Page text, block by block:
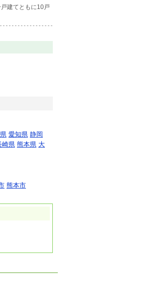
建てともに10戸
愛知県 静岡
崎県 熊本県 大
熊本市